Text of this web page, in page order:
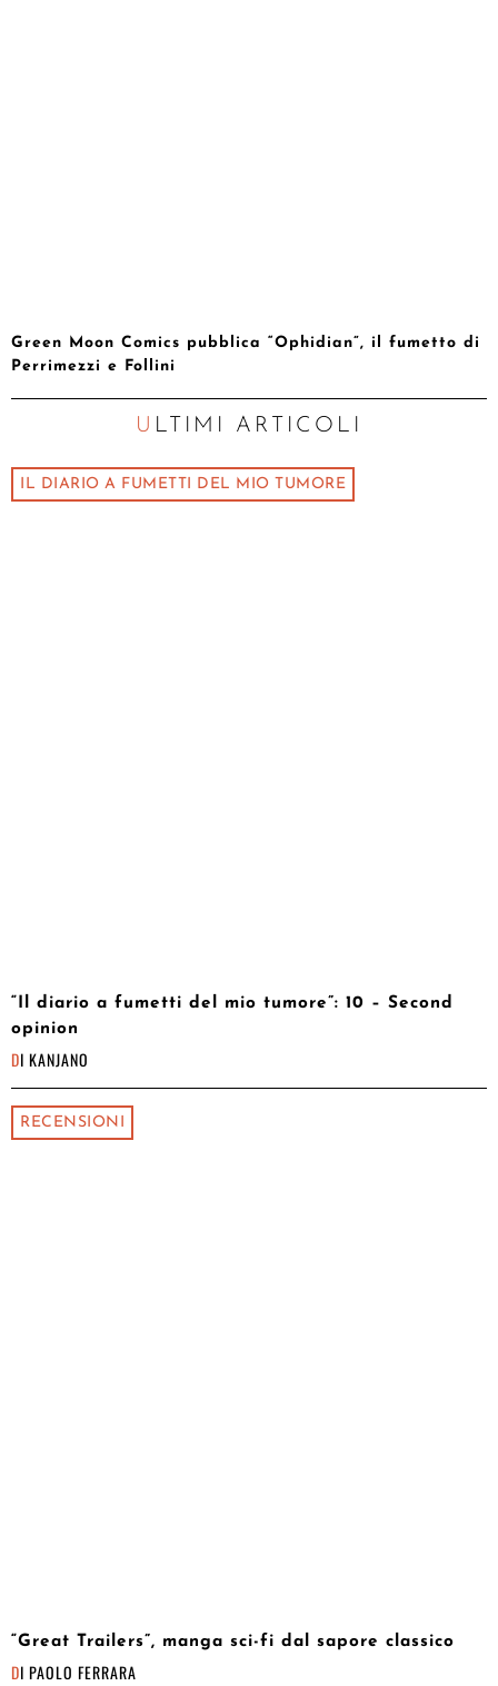
Green Moon Comics pubblica “Ophidian”, il fumetto di
Perrimezzi e Follini
ULTIMI ARTICOLI
IL DIARIO A FUMETTI DEL MIO TUMORE
“Il diario a fumetti del mio tumore”: 10 – Second
opinion
DI KANJANO
RECENSIONI
“Great Trailers”, manga sci-fi dal sapore classico
DI PAOLO FERRARA